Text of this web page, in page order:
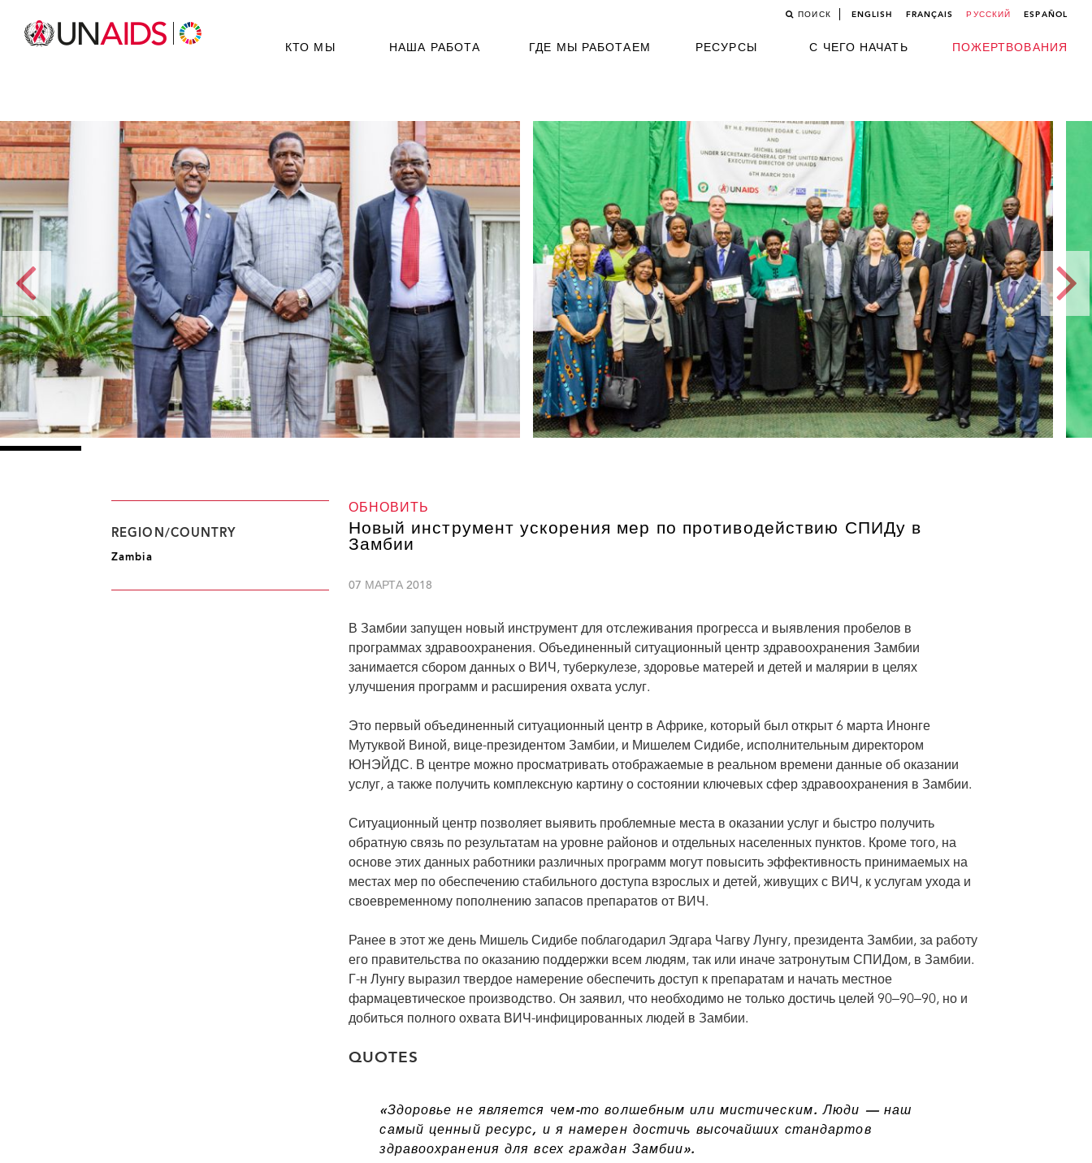
ПОИСК ENGLISH FRANÇAIS РУССКИЙ ESPAÑOL
КТО МЫ НАША РАБОТА ГДЕ МЫ РАБОТАЕМ РЕСУРСЫ С ЧЕГО НАЧАТЬ ПОЖЕРТВОВАНИЯ
ОБНОВИТЬ
Новый инструмент ускорения мер по противодействию СПИДу в
Замбии
07 МАРТА 2018
В Замбии запущен новый инструмент для отслеживания прогресса и выявления пробелов в
программах здравоохранения. Объединенный ситуационный центр здравоохранения Замбии
занимается сбором данных о ВИЧ, туберкулезе, здоровье матерей и детей и малярии в целях
улучшения программ и расширения охвата услуг.
Это первый объединенный ситуационный центр в Африке, который был открыт 6 марта Инонге
Мутуквой Виной, вице-президентом Замбии, и Мишелем Сидибе, исполнительным директором
ЮНЭЙДС. В центре можно просматривать отображаемые в реальном времени данные об оказании
услуг, а также получить комплексную картину о состоянии ключевых сфер здравоохранения в Замбии.
Ситуационный центр позволяет выявить проблемные места в оказании услуг и быстро получить
обратную связь по результатам на уровне районов и отдельных населенных пунктов. Кроме того, на
основе этих данных работники различных программ могут повысить эффективность принимаемых на
местах мер по обеспечению стабильного доступа взрослых и детей, живущих с ВИЧ, к услугам ухода и
своевременному пополнению запасов препаратов от ВИЧ.
Ранее в этот же день Мишель Сидибе поблагодарил Эдгара Чагву Лунгу, президента Замбии, за работу
его правительства по оказанию поддержки всем людям, так или иначе затронутым СПИДом, в Замбии.
Г-н Лунгу выразил твердое намерение обеспечить доступ к препаратам и начать местное
фармацевтическое производство. Он заявил, что необходимо не только достичь целей 90‒90‒90, но и
добиться полного охвата ВИЧ-инфицированных людей в Замбии.
QUOTES
«Здоровье не является чем-то волшебным или мистическим. Люди — наш
самый ценный ресурс, и я намерен достичь высочайших стандартов
здравоохранения для всех граждан Замбии».
REGION/COUNTRY
Zambia